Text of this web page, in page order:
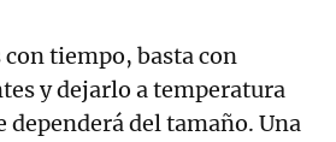
con tiempo, basta con
y dejarlo a temperatura
dependerá del tamaño. Una